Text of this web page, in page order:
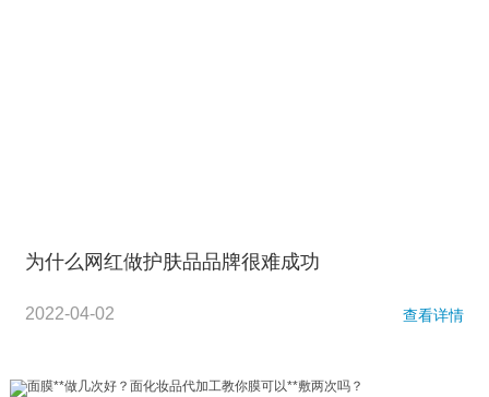
为什么网红做护肤品品牌很难成功
2022-04-02 查看详情